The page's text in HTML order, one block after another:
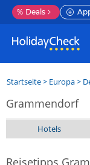
% Deals
Startseite> Europa>
Grammendorf
Hotels
Reisetipps